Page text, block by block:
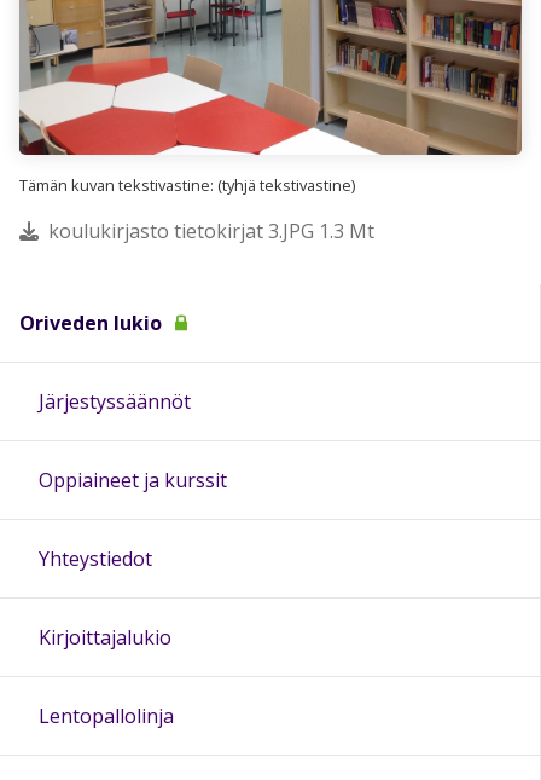
Tämän kuvan tekstivastine: (tyhjä tekstivastine)
koulukirjasto tietokirjat 3.JPG 1.3 Mt
Oriveden lukio
Järjestyssäännöt
Oppiaineet ja kurssit
Yhteystiedot
Kirjoittajalukio
Lentopallolinja